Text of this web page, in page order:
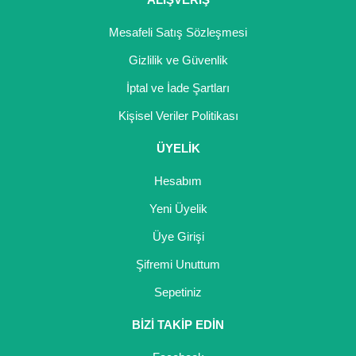
Mesafeli Satış Sözleşmesi
Gizlilik ve Güvenlik
İptal ve İade Şartları
Kişisel Veriler Politikası
ÜYELİK
Hesabım
Yeni Üyelik
Üye Girişi
Şifremi Unuttum
Sepetiniz
BİZİ TAKİP EDİN